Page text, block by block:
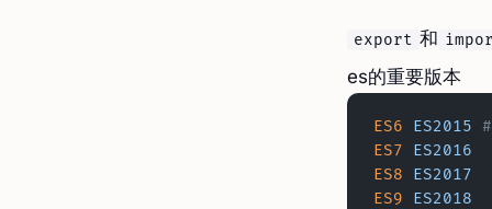
export 和
es的重要版本
ES6 ES2015
ES7 ES2016
ES8 ES2017
ES9 ES2018